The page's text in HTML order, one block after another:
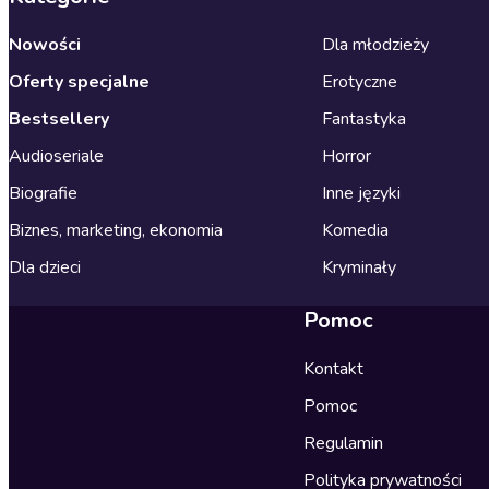
Nowości
Oferty specjalne
Bestsellery
Audioseriale
Biografie
Biznes, marketing, ekonomia
Dla dzieci
Dla młodzieży
Erotyczne
Fantastyka
Horror
Inne języki
Komedia
Kryminały
Pomoc
Kontakt
Pomoc
Regulamin
Polityka prywatności